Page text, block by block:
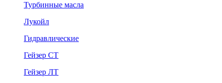
Турбинные масла
Лукойл
Гидравлические
Гейзер СТ
Гейзер ЛТ